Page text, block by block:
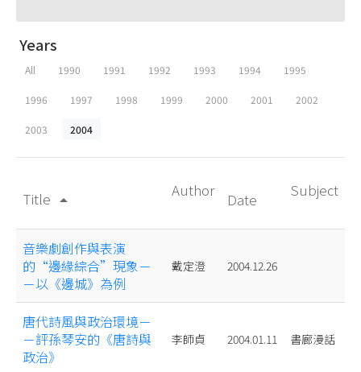
Years
All 1990 1991 1992 1993 1994 1995
1996 1997 1998 1999 2000 2001 2002
2003 2004
Title arrow_drop_up
Author Date Subject
音樂劇創作與表演
的“邊緣綜合”現象－
－以《邊城》為例
戴定澄 2004.12.26
唐代詩風與政治環境－
－評孫琴安的《唐詩與
政治》
李師貞 2004.01.11 書廊漫話